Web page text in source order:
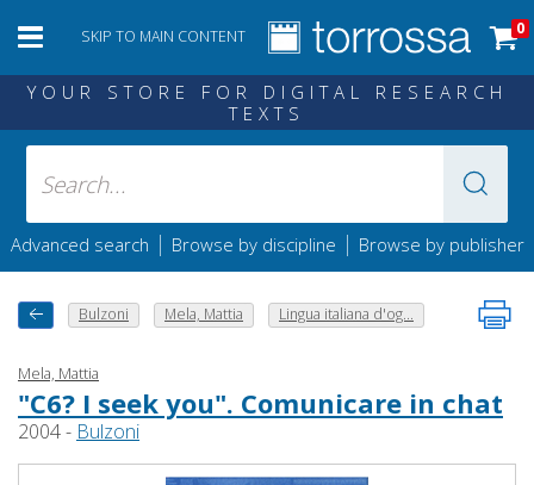
SKIP TO MAIN CONTENT 0
YOUR STORE FOR DIGITAL RESEARCH
TEXTS
Advanced search | Browse by discipline | Browse by publisher
Bulzoni Mela, Mattia Lingua italiana d'og...
Mela, Mattia
"C6? I seek you". Comunicare in chat
2004 - Bulzoni